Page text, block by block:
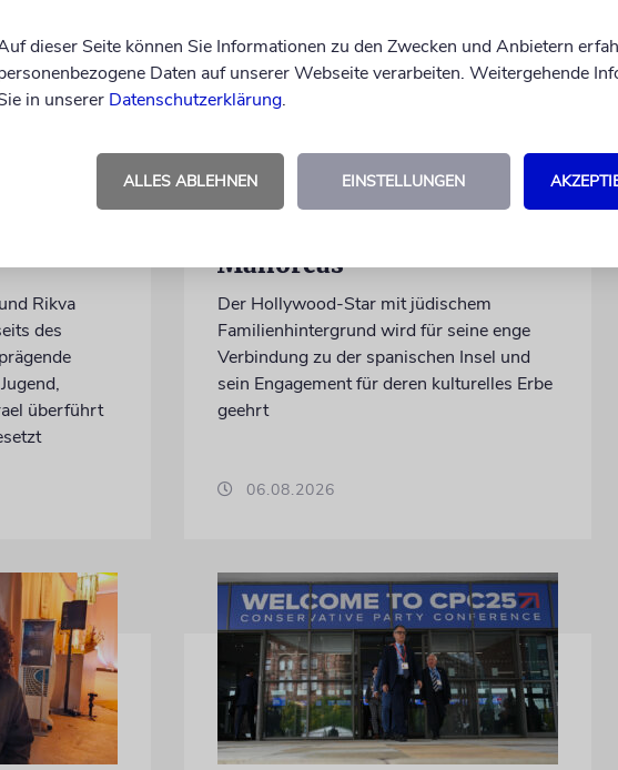
Rikva
des
überführt
Michael Douglas ist
Mallorcas
Der Hollywood-Star mit jüdischem
Familienhintergrund wird für seine enge
Verbindung zu der spanischen Insel und
sein Engagement für deren kulturelles Erbe
geehrt
06.08.2026
dieser Seite können Sie Informationen zu den Zwecken und Anbietern
Daten auf unserer Webseite verarbeiten. Weitergehende
in unserer Datenschutzerklärung.
ALLES ABLEHNEN EINSTELLUNGEN